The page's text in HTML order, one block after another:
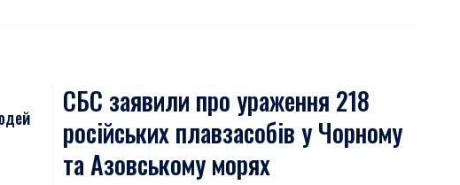
СБС заявили про ураження 218
російських плавзасобів у Чорному
та Азовському морях